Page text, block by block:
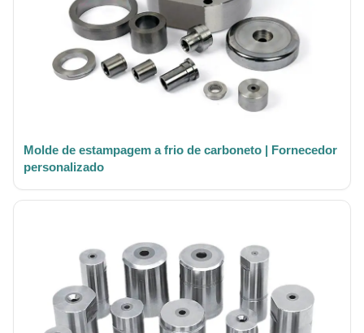
Molde de estampagem a frio de carboneto | Fornecedor
personalizado